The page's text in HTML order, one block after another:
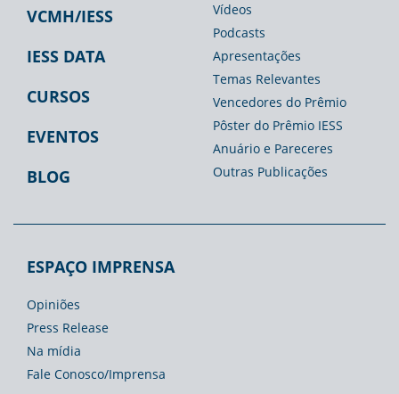
VCMH/IESS
IESS DATA
CURSOS
EVENTOS
BLOG
Vídeos
Podcasts
Apresentações
Temas Relevantes
Vencedores do Prêmio
Pôster do Prêmio IESS
Anuário e Pareceres
Outras Publicações
ESPAÇO IMPRENSA
Opiniões
Press Release
Na mídia
Fale Conosco/Imprensa